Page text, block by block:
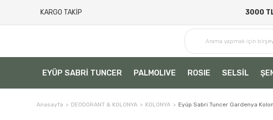
KARGO TAKİP 3000 TL
EYÜP SABRİ TUNCER PALMOLIVE ROSIE SELSİL
Anasayfa DEODORANT & KOLONYA KOLONYA Eyüp Sabri Tuncer Gardenya